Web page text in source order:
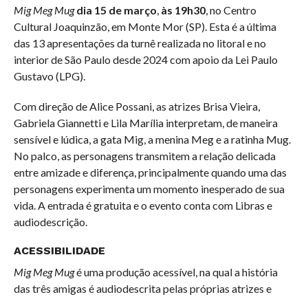
Mig Meg Mugdia 15 de março às 19h30, no Centro
Cultural Joaquinzão, em Monte Mor (SP). Esta é a última
das 13 apresentações da turnê realizada no litoral e no
interior de São Paulo desde 2024 com apoio da Lei Paulo
Gustavo (LPG).
Com direção de Alice Possani, as atrizes Brisa Vieira,
Gabriela Giannetti e Lila Marília interpretam, de maneira
sensível e lúdica, a gata Mig, a menina Meg e a ratinha Mug.
No palco, as personagens transmitem a relação delicada
entre amizade e diferença, principalmente quando uma das
personagens experimenta um momento inesperado de sua
vida. A entrada é gratuita e o evento conta com Libras e
audiodescrição.
ACESSIBILIDADE
Mig Meg Mugé uma produção acessível, na qual a história
das três amigas é audiodescrita pelas próprias atrizes e